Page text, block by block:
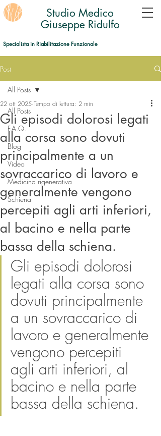
Specialista in Riabilitazione Funzionale
Studio Medico
Giuseppe Ridulfo
Post
All Posts
F.A.Q.
Blog
Video
Medicina rigenerativa
Schiena
All Posts
Gli episodi dolorosi legati
alla corsa sono dovuti
principalmente a un
sovraccarico di lavoro e
generalmente vengono
percepiti agli arti inferiori,
al bacino e nella parte
bassa della schiena.
22 ott 2025 Tempo di lettura: 2 min
Gli episodi dolorosi
legati alla corsa sono
dovuti principalmente
a un sovraccarico di
lavoro e generalmente
vengono percepiti
agli arti inferiori, al
bacino e nella parte
bassa della schiena.